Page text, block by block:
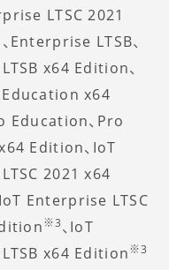
LTSC 2021
Enterprise LTSB、
x64 Edition、
Education x64
Education、Pro
Edition、IoT
2021 x64
IoT Enterprise LTSC
※3、IoT
x64 Edition※3